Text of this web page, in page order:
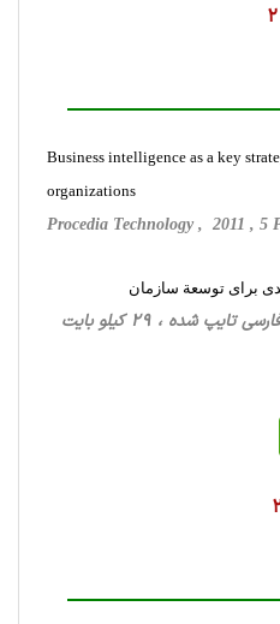
Business intelligence as a key
organizations
Procedia Technology , 2011 , 5
برای توسعة سازمان
، فناوری اطلاعات، 10 صفحه فارسی تایپ شده ، 29 کیلو بایت